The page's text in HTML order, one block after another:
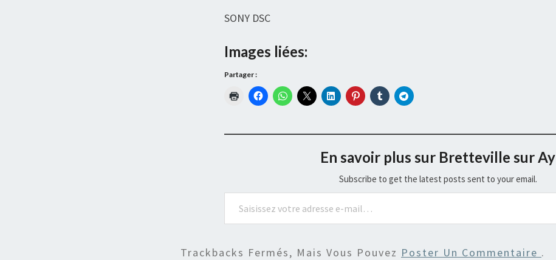
SONY DSC
Images liées:
Partager :
En savoir plus sur Bretteville sur Ay
Subscribe to get the latest posts sent to your email.
Saisissez votre adresse e-mail…
Trackbacks Fermés, Mais Vous Pouvez Poster Un Commentaire .